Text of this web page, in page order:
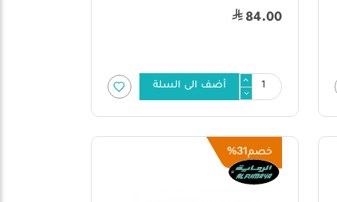
84.00
أضف الى السلة
خصم31%